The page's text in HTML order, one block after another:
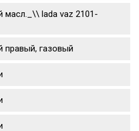
масл._\\ lada vaz 2101-
правый, газовый